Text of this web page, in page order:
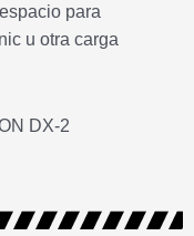
para
u otra carga